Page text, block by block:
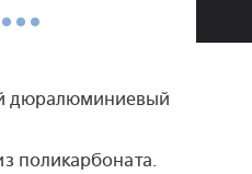
дюралюминиевый
поликарбоната.